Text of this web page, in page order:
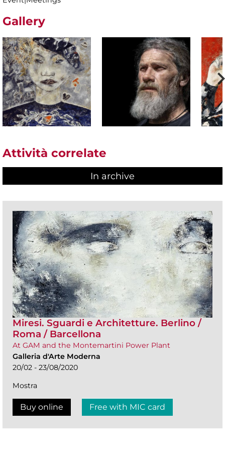
Gallery
Attività correlate
In archive
Miresi. Sguardi e Architetture. Berlino /
Roma / Barcellona
At GAM and the Montemartini Power Plant
Galleria d'Arte Moderna
20/02 - 23/08/2020
Mostra
Buy online Free with MIC card